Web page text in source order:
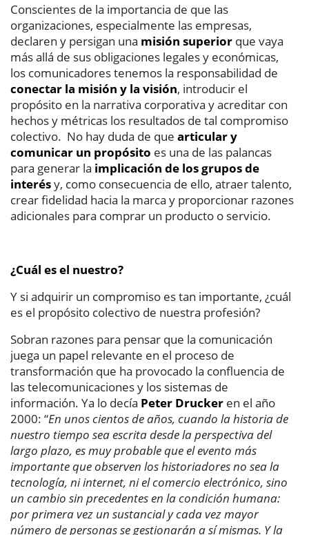
Conscientes de la importancia de que las
organizaciones, especialmente las empresas,
declaren y persigan una misión superior que vaya
más allá de sus obligaciones legales y económicas,
los comunicadores tenemos la responsabilidad de
conectar la misión y la visión, introducir el
propósito en la narrativa corporativa y acreditar con
hechos y métricas los resultados de tal compromiso
colectivo. No hay duda de que articular y
comunicar un propósito es una de las palancas
para generar la implicación de los grupos de
interésy, como consecuencia de ello, atraer talento,
crear fidelidad hacia la marca y proporcionar razones
adicionales para comprar un producto o servicio.
¿Cuál es el nuestro?
Y si adquirir un compromiso es tan importante, ¿cuál
es el propósito colectivo de nuestra profesión?
Sobran razones para pensar que la comunicación
juega un papel relevante en el proceso de
transformación que ha provocado la confluencia de
las telecomunicaciones y los sistemas de
información. Ya lo decía Peter Drucker en el año
2000: “En unos cientos de años, cuando la historia de
nuestro tiempo sea escrita desde la perspectiva del
largo plazo, es muy probable que el evento más
importante que observen los historiadores no sea la
tecnología, ni internet, ni el comercio electrónico, sino
un cambio sin precedentes en la condición humana:
por primera vez un sustancial y cada vez mayor
número de personas se gestionarán a sí mismas. Y la